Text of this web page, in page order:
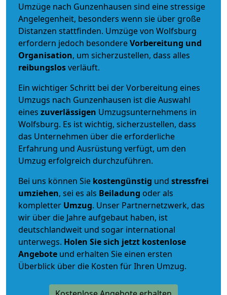
Umzüge nach Gunzenhausen sind eine stressige
Angelegenheit, besonders wenn sie über große
Distanzen stattfinden. Umzüge von Wolfsburg
erfordern jedoch besondereVorbereitung und
Organisation, um sicherzustellen, dass alles
reibungslosverläuft.
Ein wichtiger Schritt bei der Vorbereitung eines
Umzugs nach Gunzenhausen ist die Auswahl
eines zuverlässigen Umzugsunternehmens in
Wolfsburg. Es ist wichtig, sicherzustellen, dass
das Unternehmen über die erforderliche
Erfahrung und Ausrüstung verfügt, um den
Umzug erfolgreich durchzuführen.
Bei uns können Sie kostengünstig und stressfrei
umziehen, sei es als Beiladung oder als
kompletter Umzug. Unser Partnernetzwerk, das
wir über die Jahre aufgebaut haben, ist
deutschlandweit und sogar international
unterwegs. Holen Sie sich jetzt kostenlose
Angebote und erhalten Sie einen ersten
Überblick über die Kosten für Ihren Umzug.